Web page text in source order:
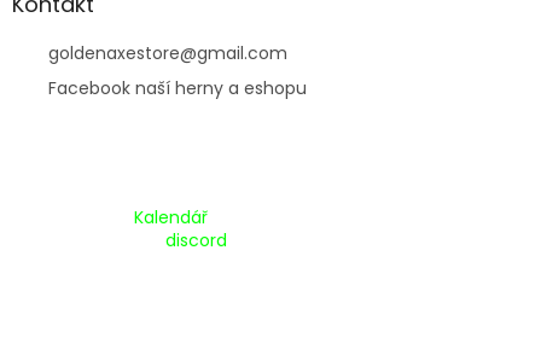
goldenaxestore@gmail.com
Facebook naší herny a eshopu
Kalendář
discord